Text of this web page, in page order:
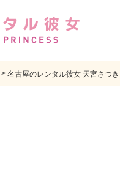
> 名古屋のレンタル彼女 天宮さつき